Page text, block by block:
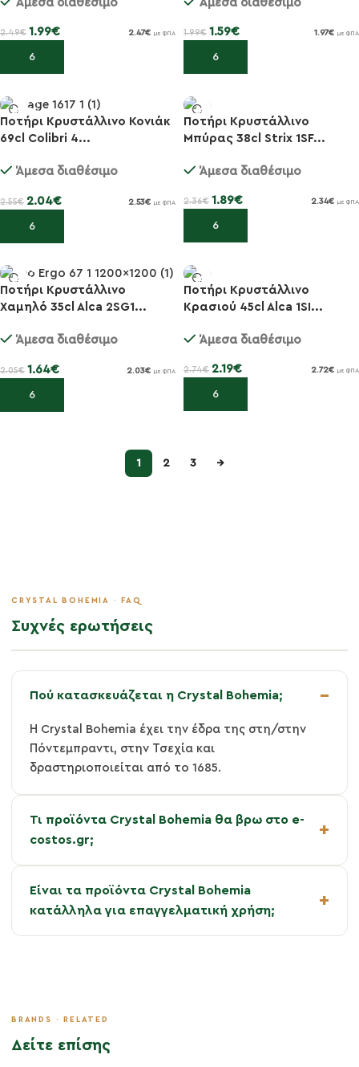
Άμεσα διαθέσιμο
2.49€ 1.99€ 2.47€ με ΦΠΑ
Προσθήκη στο καλάθι
Άμεσα διαθέσιμο
1.99€ 1.59€ 1.97€ με ΦΠΑ
Προσθήκη στο καλάθι
-20%
Ποτήρι Κρυστάλλινο Κονιάκ
69cl Colibri 4...
Άμεσα διαθέσιμο
2.55€ 2.04€ 2.53€ με ΦΠΑ
Προσθήκη στο καλάθι
-20%
Ποτήρι Κρυστάλλινο
Μπύρας 38cl Strix 1SF...
Άμεσα διαθέσιμο
2.36€ 1.89€ 2.34€ με ΦΠΑ
Προσθήκη στο καλάθι
-20%
Ποτήρι Κρυστάλλινο
Χαμηλό 35cl Alca 2SG1...
Άμεσα διαθέσιμο
2.05€ 1.64€ 2.03€ με ΦΠΑ
Προσθήκη στο καλάθι
-20%
Ποτήρι Κρυστάλλινο
Κρασιού 45cl Alca 1SI...
Άμεσα διαθέσιμο
2.74€ 2.19€ 2.72€ με ΦΠΑ
Προσθήκη στο καλάθι
1 2 3 →
Συχνές ερωτήσεις
Πού κατασκευάζεται η Crystal Bohemia;
Η Crystal Bohemia έχει την έδρα της στη/στην
Πόντεμπραντι, στην Τσεχία και
δραστηριοποιείται από το 1685.
Τι προϊόντα Crystal Bohemia θα βρω στο e-
costos.gr;
Είναι τα προϊόντα Crystal Bohemia
κατάλληλα για επαγγελματική χρήση;
Δείτε επίσης